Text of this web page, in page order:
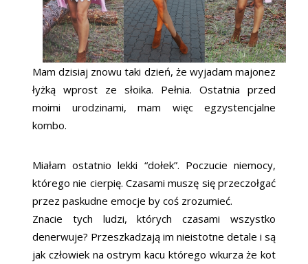
Mam dzisiaj znowu taki dzień, że wyjadam majonez
łyżką wprost ze słoika. Pełnia. Ostatnia przed
moimi urodzinami, mam więc egzystencjalne
kombo.
Miałam ostatnio lekki “dołek”. Poczucie niemocy,
którego nie cierpię. Czasami muszę się przeczołgać
przez paskudne emocje by coś zrozumieć.
Znacie tych ludzi, których czasami wszystko
denerwuje? Przeszkadzają im nieistotne detale i są
jak człowiek na ostrym kacu którego wkurza że kot